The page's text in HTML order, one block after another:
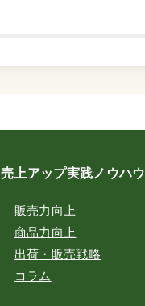
売上アップ実践ノウハウ
販売力向上
商品力向上
出荷・販売戦略
コラム